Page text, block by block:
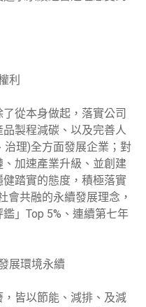
利
從本身做起，落實公司
製程減碳、以及完善人
治理)全方面發展企業；對
加速產業升級、並創建
踏實的態度，積極落實
會共融的永續發展理念，
」Top 5%、連續第七年
展環境永續
皆以節能、減排、及減